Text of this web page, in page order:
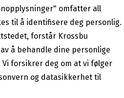
omfatter all
til å identifisere deg personlig.
forstår Krossbu
å behandle dine personlige
forsikrer deg om at vi følger
og datasikkerhet til